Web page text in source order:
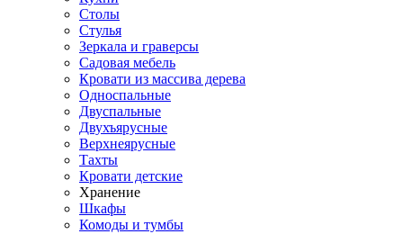
Столы
Стулья
Зеркала и граверсы
Садовая мебель
Кровати из массива дерева
Односпальные
Двуспальные
Двухъярусные
Верхнеярусные
Тахты
Кровати детские
Хранение
Шкафы
Комоды и тумбы